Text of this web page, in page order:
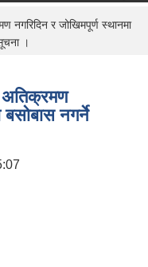
नगरिदिन र जोखिमपूर्ण स्थानमा
।
अतिक्रमण
बसोबास नगर्ने